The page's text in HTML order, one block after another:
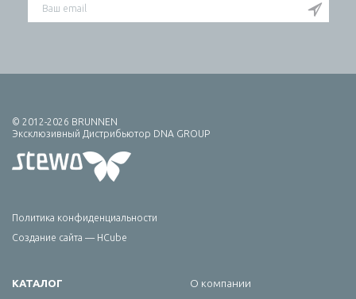
© 2012-2026 BRUNNEN
Эксклюзивный Дистрибьютор DNA GROUP
Политика конфиденциальности
Создание сайта — HCube
КАТАЛОГ О компании